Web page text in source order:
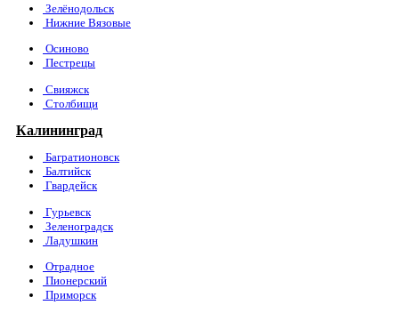
Зелёнодольск
Нижние Вязовые
Осиново
Пестрецы
Свияжск
Столбищи
Калининград
Багратионовск
Балтийск
Гвардейск
Гурьевск
Зеленоградск
Ладушкин
Отрадное
Пионерский
Приморск